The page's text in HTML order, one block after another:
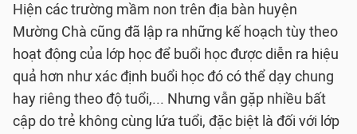
Hiện các trường mầm non trên địa bàn huyện
Mường Chà cũng đã lập ra những kế hoạch tùy theo
hoạt động của lớp học để buổi học được diễn ra hiệu
quả hơn như xác định buổi học đó có thể dạy chung
hay riêng theo độ tuổi,... Nhưng vẫn gặp nhiều bất
cập do trẻ không cùng lứa tuổi, đặc biệt là đối với lớp